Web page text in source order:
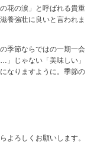
花の涙」と呼ばれる貴重
養強壮に良いと言われま
季節ならではの一期一会
」じゃない「美味しい」
なりますように。季節の
よろしくお願いします。